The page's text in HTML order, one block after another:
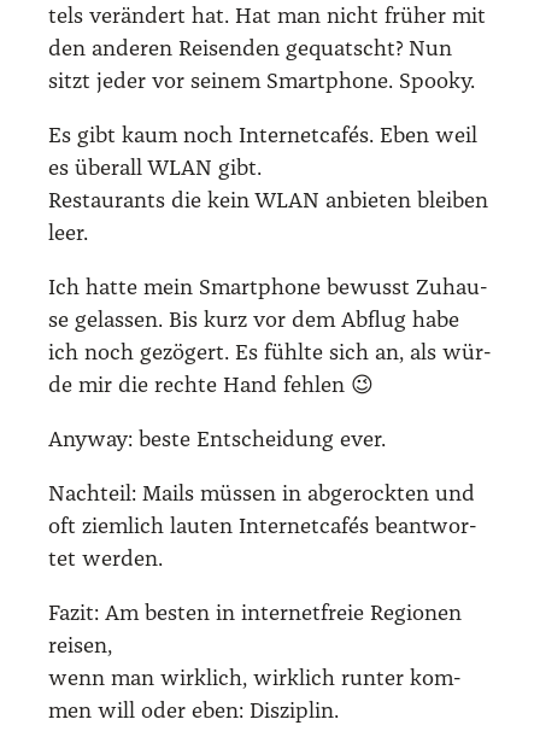
tels ver­än­dert hat. Hat man nicht frü­her mit
den ande­ren Rei­sen­den gequatscht? Nun
sitzt jeder vor sei­nem Smart­phone. Spoo­ky.
Es gibt kaum noch Inter­net­ca­fés. Eben weil
es über­all WLAN gibt.
Restau­rants die kein WLAN anbie­ten blei­ben
leer.
Ich hat­te mein Smart­phone bewusst Zuhau­
se gelas­sen. Bis kurz vor dem Abflug habe
ich noch gezö­gert. Es fühl­te sich an, als wür­
de mir die rech­te Hand feh­len 😉
Any­way: bes­te Ent­schei­dung ever.
Nach­teil: Mails müs­sen in abge­rock­ten und
oft ziem­lich lau­ten Inter­net­ca­fés beant­wor­
tet wer­den.
Fazit: Am bes­ten in inter­net­freie Regio­nen
rei­sen,
wenn man wirk­lich, wirk­lich run­ter kom­
men will oder eben: Dis­zi­plin.